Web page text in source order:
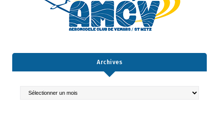
Archives
Archives